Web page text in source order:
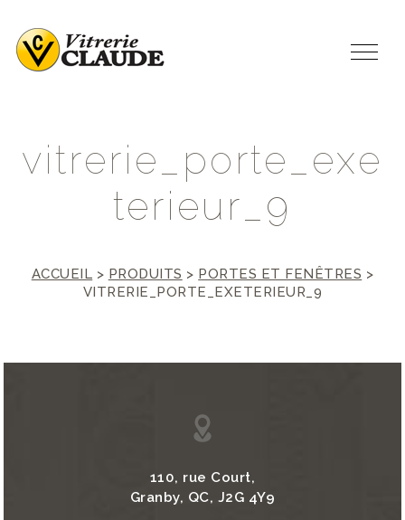
vitrerie porte exe
terieur 9
ACCUEIL > PRODUITS > PORTES ET FENÊTRES >
VITRERIE_PORTE_EXETERIEUR_9
110, rue Court,
Granby, QC, J2G 4Y9